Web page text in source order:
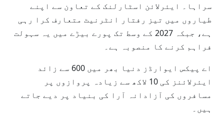
سراہا۔ ایئرلائن اسٹارلنک کے تعاون سے اپنے
طیاروں میں تیز رفتار انٹرنیٹ متعارف کرا رہی
ہے، جبکہ 2027 کے وسط تک پورے بیڑے میں یہ سہولت
فراہم کرنے کا منصوبہ ہے۔
اے پیکس ایوارڈز دنیا بھر میں 600 سے زائد
ایئرلائنز کی 10 لاکھ سے زیادہ پروازوں پر
مسافروں کی آزادانہ آرا کی بنیاد پر دیے جاتے
ہیں۔